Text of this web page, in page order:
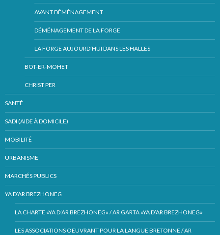
AVANT DÉMÉNAGEMENT
DÉMÉNAGEMENT DE LA FORGE
LA FORGE AUJOURD’HUI DANS LES HALLES
BOT-ER-MOHET
CHRIST PER
SANTÉ
SADI (AIDE À DOMICILE)
MOBILITÉ
URBANISME
MARCHÉS PUBLICS
YA D’AR BREZHONEG
LA CHARTE «YA D’AR BREZHONEG» / AR GARTA «YA D’AR BREZHONEG»
LES ASSOCIATIONS OEUVRANT POUR LA LANGUE BRETONNE / AR